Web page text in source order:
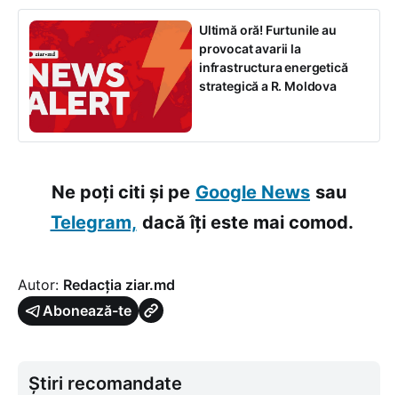
Ultimă oră! Furtunile au
provocat avarii la
infrastructura energetică
strategică a R. Moldova
Ne poți citi și pe Google News sau
Telegram, dacă îți este mai comod.
Autor: Redacția ziar.md
Abonează-te
Știri recomandate